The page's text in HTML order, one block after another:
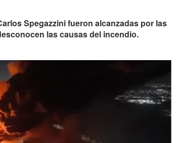
Spegazzini fueron alcanzadas por las
las causas del incendio.